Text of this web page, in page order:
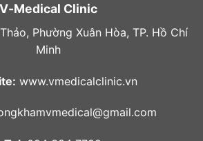
V-Medical Clinic
Phường Xuân Hòa, TP. Hồ Chí
Minh
www.vmedicalclinic.vn